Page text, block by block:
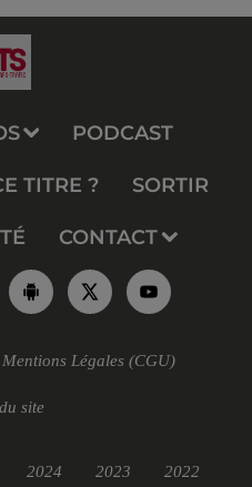
PODCAST
TITRE ? SORTIR
CONTACT
Mentions Légales (CGU)
site
2024 2023 2022